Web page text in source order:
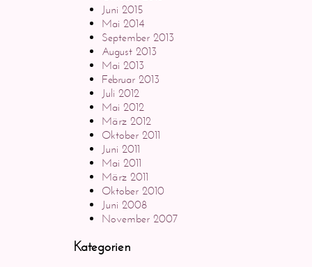
Juni 2015
Mai 2014
September 2013
August 2013
Mai 2013
Februar 2013
Juli 2012
Mai 2012
März 2012
Oktober 2011
Juni 2011
Mai 2011
März 2011
Oktober 2010
Juni 2008
November 2007
Kategorien